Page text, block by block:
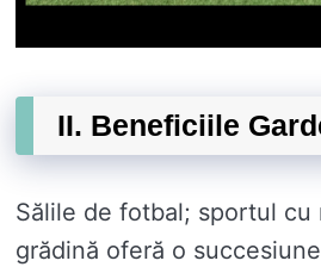
II. Beneficiile
Sălile de fotbal; sportul cu
grădină oferă o